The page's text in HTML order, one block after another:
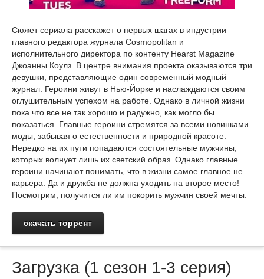
Сюжет сериала расскажет о первых шагах в индустрии
главного редактора журнала Cosmopolitan и
исполнительного директора по контенту Hearst Magazine
Джоанны Коулз. В центре внимания проекта оказываются три
девушки, представляющие один современный модный
журнал. Героини живут в Нью-Йорке и наслаждаются своим
оглушительным успехом на работе. Однако в личной жизни
пока что все не так хорошо и радужно, как могло бы
показаться. Главные героини стремятся за всеми новинками
моды, забывая о естественности и природной красоте.
Нередко на их пути попадаются состоятельные мужчины,
которых волнует лишь их светский образ. Однако главные
героини начинают понимать, что в жизни самое главное не
карьера. Да и дружба не должна уходить на второе место!
Посмотрим, получится ли им покорить мужчин своей мечты.
скачать торрент
Загрузка (1 сезон 1-3 серия)